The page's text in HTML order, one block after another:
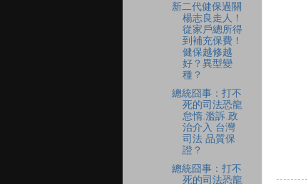
新二代健保過關
楊志良走人！
從家戶總所得
到補充保費！
健保越修越
好？異型變
種？
總統囧事：打不
死的司法恐龍
怠惰.濫訴.政
治介入 台灣
司法 品質保
證？
總統囧事：打不
死的司法恐龍